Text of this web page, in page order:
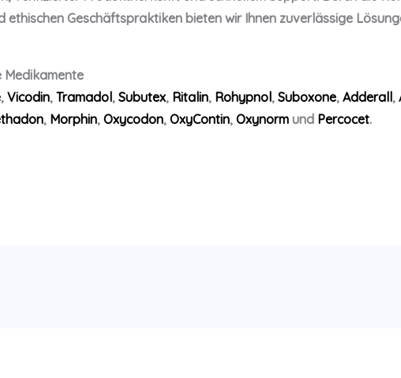
ethischen Geschäftspraktiken bieten wir Ihnen zuverlässige
Medikamente
, Vicodin, Tramadol, Subutex, Ritalin, Rohypnol, Suboxone, Adderall,
, Morphin, Oxycodon, OxyContin, Oxynormund Percocet.